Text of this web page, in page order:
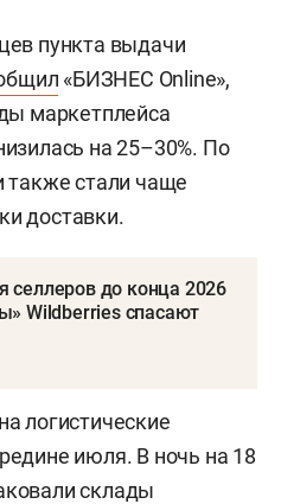
пункта выдачи
«БИЗНЕС Online»,
маркетплейса
на 25–30%. По
также стали чаще
доставки.
селлеров до конца 2026
Wildberries спасают
логистические
июля. В ночь на 18
склады